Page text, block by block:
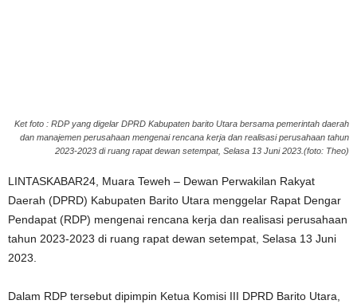
Ket foto : RDP yang digelar DPRD Kabupaten barito Utara bersama pemerintah daerah
dan manajemen perusahaan mengenai rencana kerja dan realisasi perusahaan tahun
2023-2023 di ruang rapat dewan setempat, Selasa 13 Juni 2023.(foto: Theo)
LINTASKABAR24, Muara Teweh – Dewan Perwakilan Rakyat
Daerah (DPRD) Kabupaten Barito Utara menggelar Rapat Dengar
Pendapat (RDP) mengenai rencana kerja dan realisasi perusahaan
tahun 2023-2023 di ruang rapat dewan setempat, Selasa 13 Juni
2023.
Dalam RDP tersebut dipimpin Ketua Komisi III DPRD Barito Utara,